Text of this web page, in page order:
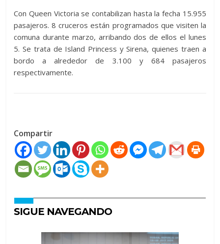
Con Queen Victoria se contabilizan hasta la fecha 15.955
pasajeros. 8 cruceros están programados que visiten la
comuna durante marzo, arribando dos de ellos el lunes
5. Se trata de Island Princess y Sirena, quienes traen a
bordo a alrededor de 3.100 y 684 pasajeros
respectivamente.
Compartir
SIGUE NAVEGANDO